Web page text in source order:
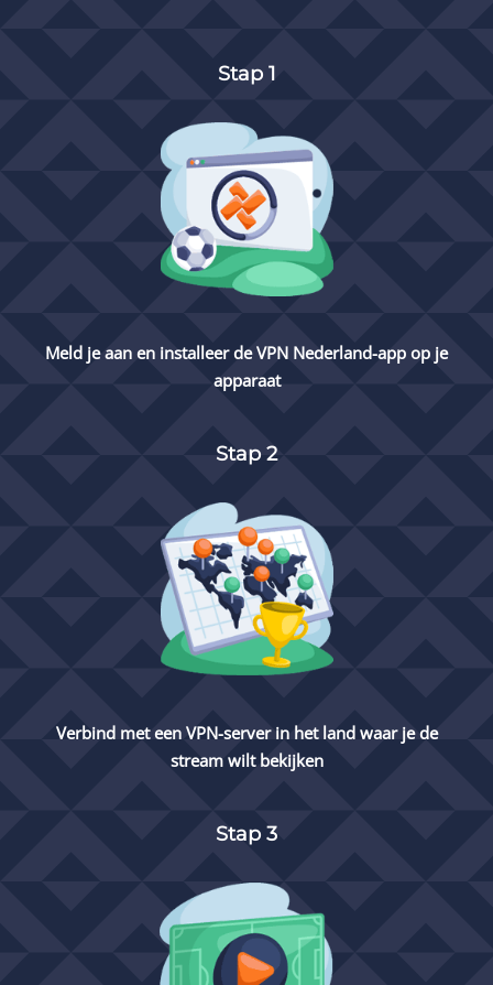
Stap 1
Meld je aan en installeer deVPN Nederland-app op je
apparaat
Stap 2
Verbind met een VPN-server in het land waar je de
stream wilt bekijken
Stap 3